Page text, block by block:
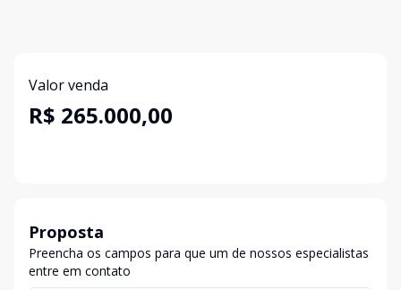
Valor venda
R$ 265.000,00
Proposta
Preencha os campos para que um de nossos especialistas
entre em contato